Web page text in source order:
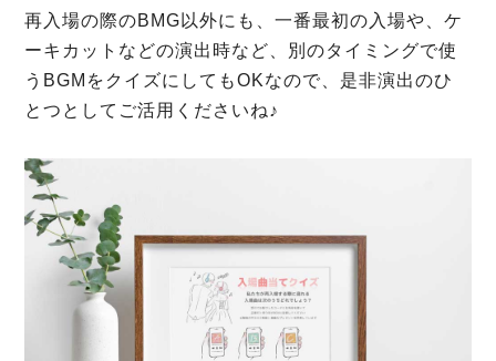
再入場の際のBMG以外にも、一番最初の入場や、ケ
ーキカットなどの演出時など、別のタイミングで使
うBGMをクイズにしてもOKなので、是非演出のひ
とつとしてご活用くださいね♪